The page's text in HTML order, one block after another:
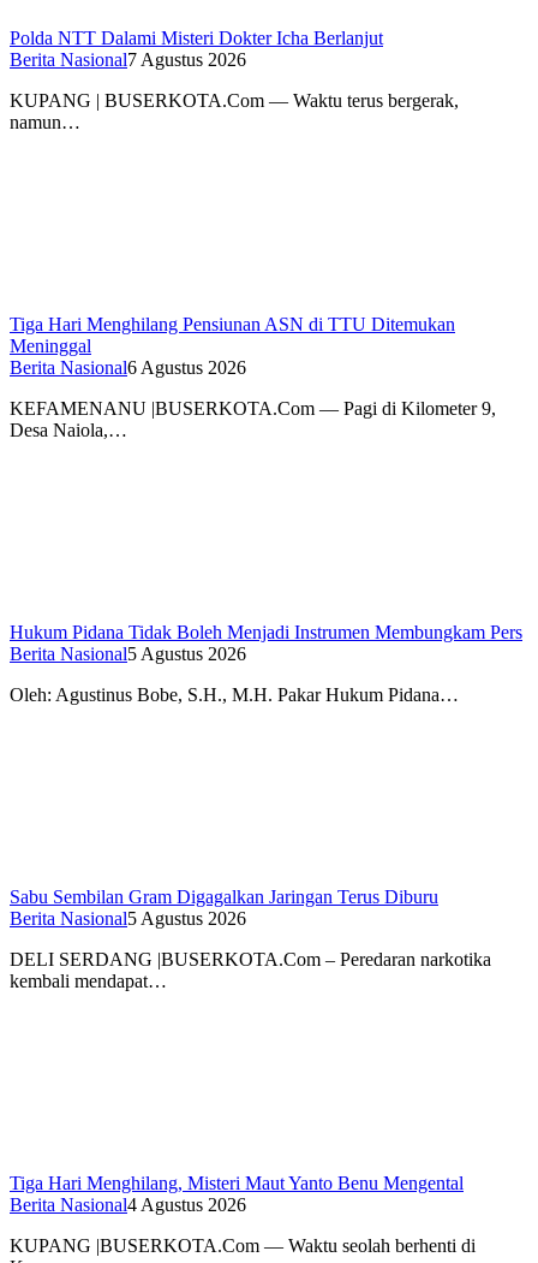
Polda NTT Dalami Misteri Dokter Icha Berlanjut
Berita Nasional7 Agustus 2026
KUPANG | BUSERKOTA.Com — Waktu terus bergerak,
namun…
Tiga Hari Menghilang Pensiunan ASN di TTU Ditemukan
Meninggal
Berita Nasional6 Agustus 2026
KEFAMENANU |BUSERKOTA.Com — Pagi di Kilometer 9,
Desa Naiola,…
Hukum Pidana Tidak Boleh Menjadi Instrumen Membungkam Pers
Berita Nasional5 Agustus 2026
Oleh: Agustinus Bobe, S.H., M.H. Pakar Hukum Pidana…
Sabu Sembilan Gram Digagalkan Jaringan Terus Diburu
Berita Nasional5 Agustus 2026
DELI SERDANG |BUSERKOTA.Com – Peredaran narkotika
kembali mendapat…
Tiga Hari Menghilang, Misteri Maut Yanto Benu Mengental
Berita Nasional4 Agustus 2026
KUPANG |BUSERKOTA.Com — Waktu seolah berhenti di